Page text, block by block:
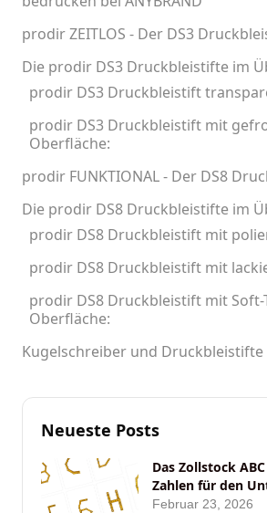
prodir ZEITLOS - Der DS3
Die prodir DS3 Druckbleistifte im
prodir DS3 Druckbleistift
prodir DS3 Druckbleistift mit
Oberfläche:
prodir FUNKTIONAL - Der DS8
Die prodir DS8 Druckbleistifte im
prodir DS8 Druckbleistift mit
prodir DS8 Druckbleistift mit
prodir DS8 Druckbleistift mit Soft-
Oberfläche:
Kugelschreiber und
Neueste Posts
Das Zollstock
Zahlen für den
ANYBRAND
Februar 23, 2026